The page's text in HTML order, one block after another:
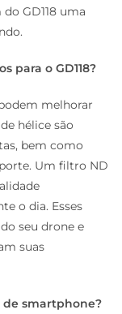
GD118 uma
para o GD118?
melhorar
hélice são
bem como
Um filtro ND
o dia. Esses
seu drone e
suas
de smartphone?